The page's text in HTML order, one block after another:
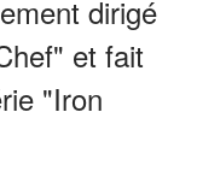
dirigé
et fait
"Iron